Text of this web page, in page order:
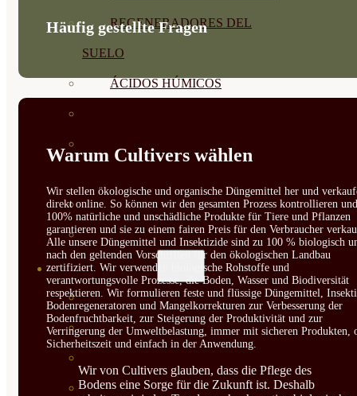
REGENERADORES DEL
SUELO
ÁCIDOS HÚMICOS
PLANTAS INTERIOR
GROWPUNCH
SEMILLAS
VER TODAS
BIODINÁMICAS DEMETER
SEMILLAS HORTALIZA DE
Häufig gestellte Fragen
Warum Cultivers wählen
Wir stellen ökologische und organische Düngemittel her und
direkt online. So können wir den gesamten Prozess kontrollieren und
100% natürliche und unschädliche Produkte für Tiere und Pflanzen
garantieren und sie zu einem fairen Preis für den Verbraucher
Alle unsere Düngemittel und Insektizide sind zu 100 % biologisch
nach den geltenden Vorschriften für den ökologischen Landbau
zertifiziert. Wir verwenden biologische Rohstoffe und
verantwortungsvolle Prozesse, die Boden, Wasser und Biodiversität
respektieren. Wir formulieren feste und flüssige Düngemittel,
Bodenregeneratoren und Mangelkorrekturen zur Verbesserung der
Bodenfruchtbarkeit, zur Steigerung der Produktivität und zur
Verringerung der Umweltbelastung, immer mit sicheren Produkten,
Sicherheitszeit und einfach in der Anwendung.
Wir von Cultivers glauben, dass die Pflege des
Bodens eine Sorge für die Zukunft ist. Deshalb